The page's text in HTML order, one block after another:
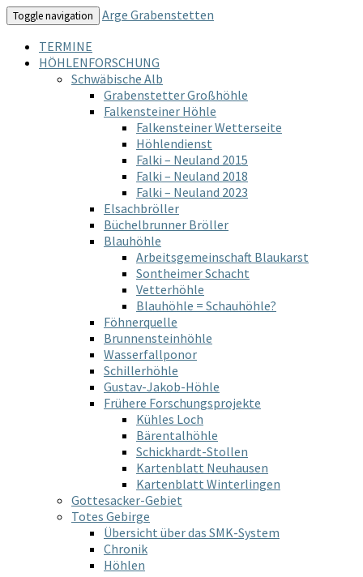
Toggle navigation
Arge Grabenstetten
TERMINE
HÖHLENFORSCHUNG
Schwäbische Alb
Grabenstetter Großhöhle
Falkensteiner Höhle
Falkensteiner Wetterseite
Höhlendienst
Falki – Neuland 2015
Falki – Neuland 2018
Falki – Neuland 2023
Elsachbröller
Büchelbrunner Bröller
Blauhöhle
Arbeitsgemeinschaft Blaukarst
Sontheimer Schacht
Vetterhöhle
Blauhöhle = Schauhöhle?
Föhnerquelle
Brunnensteinhöhle
Wasserfallponor
Schillerhöhle
Gustav-Jakob-Höhle
Frühere Forschungsprojekte
Kühles Loch
Bärentalhöhle
Schickhardt-Stollen
Kartenblatt Neuhausen
Kartenblatt Winterlingen
Gottesacker-Gebiet
Totes Gebirge
Übersicht über das SMK-System
Chronik
Höhlen